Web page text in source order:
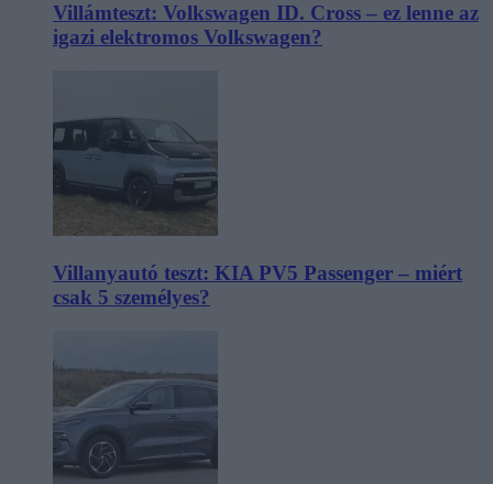
Villámteszt: Volkswagen ID. Cross – ez lenne az
igazi elektromos Volkswagen?
Villanyautó teszt: KIA PV5 Passenger – miért
csak 5 személyes?